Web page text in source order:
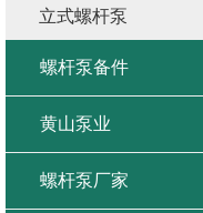
立式螺杆泵
螺杆泵备件
黄山泵业
螺杆泵厂家